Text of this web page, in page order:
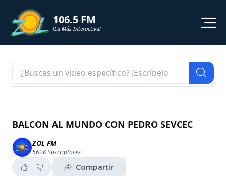
106.5 FM
!La Más Interactiva!
NOTICIAS
SHORTS
PODCAST
BALCON AL MUNDO CON PEDRO SEVCEC
ZOL FM
562KSuscriptores
Compartir